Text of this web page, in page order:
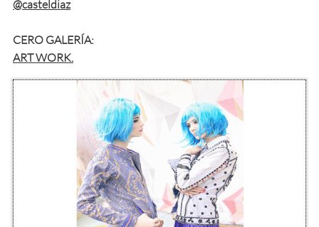
@casteldiaz
CERO GALERÍA:​
ART WORK.